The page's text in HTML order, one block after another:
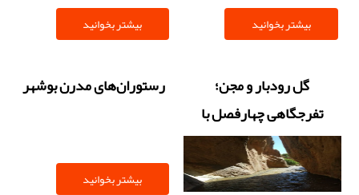
بیشتر بخوانید بیشتر بخوانید
گل‌ رودبار و مجن؛
تفرجگاهی چهارفصل با
طراوت کوهستان
رستوران‌های مدرن بوشهر
بیشتر بخوانید